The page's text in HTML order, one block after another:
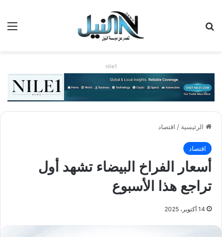
nile1
الرئيسية / اقتصاد
اقتصاد
أسعار الفراخ البيضاء تشهد أول
تراجع هذا الأسبوع
14 أكتوبر، 2025